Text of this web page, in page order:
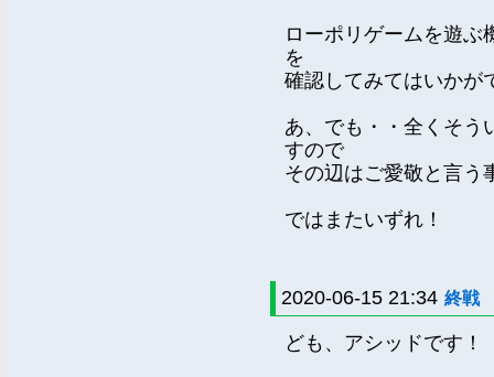
ローポリゲームを遊ぶ
を
確認してみてはいかが
あ、でも・・全くそう
すので
その辺はご愛敬と言う
ではまたいずれ！
2020-06-15 21:34 終戦
ども、アシッドです！